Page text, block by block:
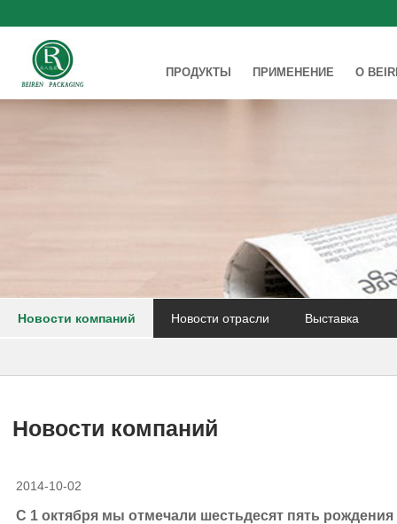
ПРОДУКТЫ ПРИМЕНЕНИЕ О
Новости компаний Новости отрасли Выставка
Новости компаний
2014-10-02
С 1 октября мы отмечали шестьдесят пять